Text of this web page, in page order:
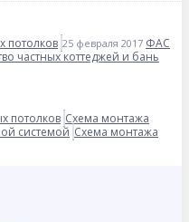
потолков 25 февраля 2017 ФАС
частных коттеджей и бань
потолков Схема монтажа
системой Схема монтажа